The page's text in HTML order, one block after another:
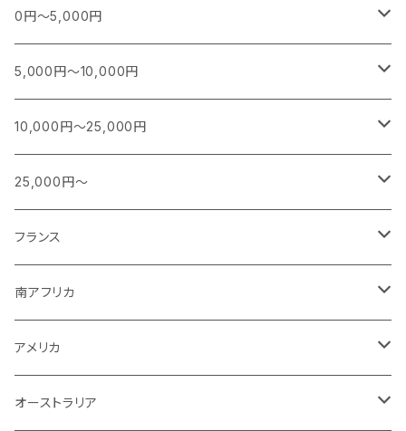
お魚料理と楽しむワイン
お肉料理と楽しむワイン
カレー、エスニック、中華などに合うワイン
特別な日に楽しむワイン
スパークリング
白
白(オレンジ)
赤
ロゼ
紫！？
0円～5,000円
フランス
シャンパーニュ
ブルゴーニュ
南アフリカ
スパークリング
白ワイン
日本
スパークリング
白ワイン
アメリカ
スパークリング
白ワイン
ギリシャ
スパークリング
白ワイン
オーストラリア
スパークリング
チリ
5,000円～10,000円
フランス
シャンパーニュ
ブルゴーニュ
南アフリカ
スパークリング
白ワイン
ニュージーランド
スパークリング
白ワイン
ポルトガル
泡
白ワイン
オーストラリア
泡
イタリア
10,000円～25,000円
フランス
シャンパーニュ
ボルドー
アメリカ
赤
白
ドイツ
白
赤
25,000円～
シャンパーニュ
ブルゴーニュ
白ワイン
赤ワイン
アメリカ
赤
フランス
シャンパーニュ
ブルゴーニュ
ボルドー
南アフリカ
スパークリング
白
アメリカ
スパークリング
オーストラリア